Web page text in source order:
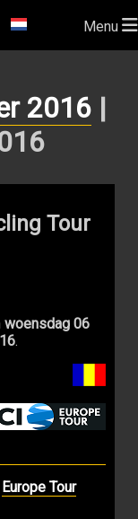
Menu
2016 |
Tour
woensdag 06
.
Europe Tour